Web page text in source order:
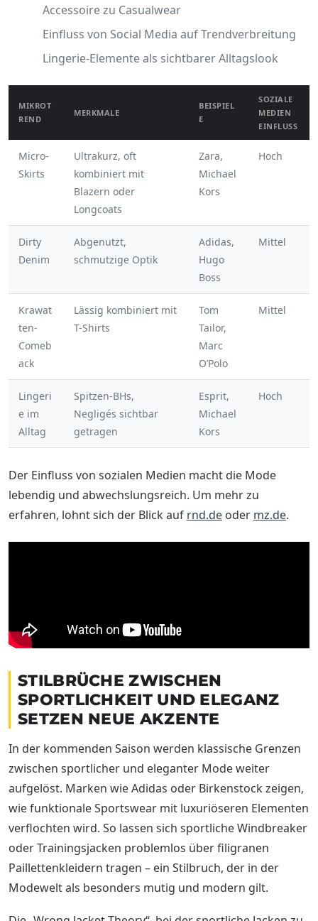
Accessoire zu Casualwear
Einfluss von Social Media auf Trendverbreitung
Lingerie-Elemente als sichtbarer Alltagslook
MIKROT
REND
MERKMALE
BEISPIEL
E
SOZIALE
MEDIEN
EINFLUSS
Micro-
Skirts
Ultrakurz, oft
kombiniert mit
Blazern oder
Longcoats
Zara,
Michael
Kors
Hoch
Dirty
Denim
Abgenutzt,
schmutzige Optik
Adidas,
Hugo
Boss
Mittel
Krawat
ten-
Comeb
ack
Lässig kombiniert mit
T-Shirts
Tom
Tailor,
Marc
O’Polo
Mittel
Lingeri
e im
Alltag
Spitzen-BHs,
Negligés sichtbar
getragen
Esprit,
Michael
Kors
Hoch
Der Einfluss von sozialen Medien macht die Mode
lebendig und abwechslungsreich. Um mehr zu
erfahren, lohnt sich der Blick auf rnd.de oder mz.de.
STILBRÜCHE ZWISCHEN
SPORTLICHKEIT UND ELEGANZ
SETZEN NEUE AKZENTE
In der kommenden Saison werden klassische Grenzen
zwischen sportlicher und eleganter Mode weiter
aufgelöst. Marken wie Adidas oder Birkenstock zeigen,
wie funktionale Sportswear mit luxuriöseren Elementen
verflochten wird. So lassen sich sportliche Windbreaker
oder Trainingsjacken problemlos über filigranen
Paillettenkleidern tragen – ein Stilbruch, der in der
Modewelt als besonders mutig und modern gilt.